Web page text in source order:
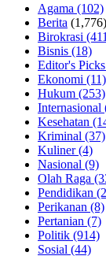
Agama (102)
Berita (1,776)
Birokrasi
Bisnis (18)
Editor's Picks
Ekonomi (11)
Hukum (253)
Internasional
Kesehatan
Kriminal (37)
Kuliner(4)
Nasional (9)
Olah Raga
Pendidikan
Perikanan (8)
Pertanian (7)
Politik (914)
Sosial (44)